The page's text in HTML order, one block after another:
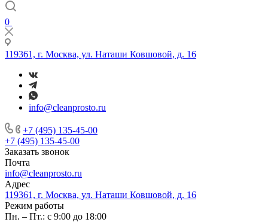
0
119361, г. Москва, ул. Наташи Ковшовой, д. 16
info@cleanprosto.ru
+7 (495) 135-45-00
+7 (495) 135-45-00
Заказать звонок
Почта
info@cleanprosto.ru
Адрес
119361, г. Москва, ул. Наташи Ковшовой, д. 16
Режим работы
Пн. – Пт.: с 9:00 до 18:00